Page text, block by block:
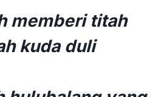
memberi titah
kuda duli